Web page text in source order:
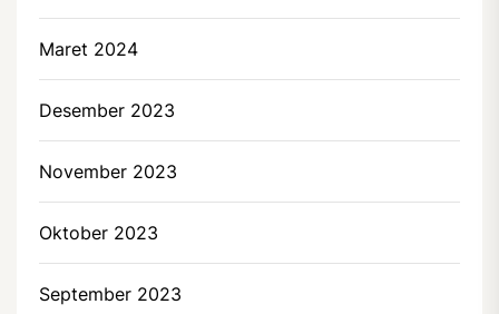
Maret 2024
Desember 2023
November 2023
Oktober 2023
September 2023